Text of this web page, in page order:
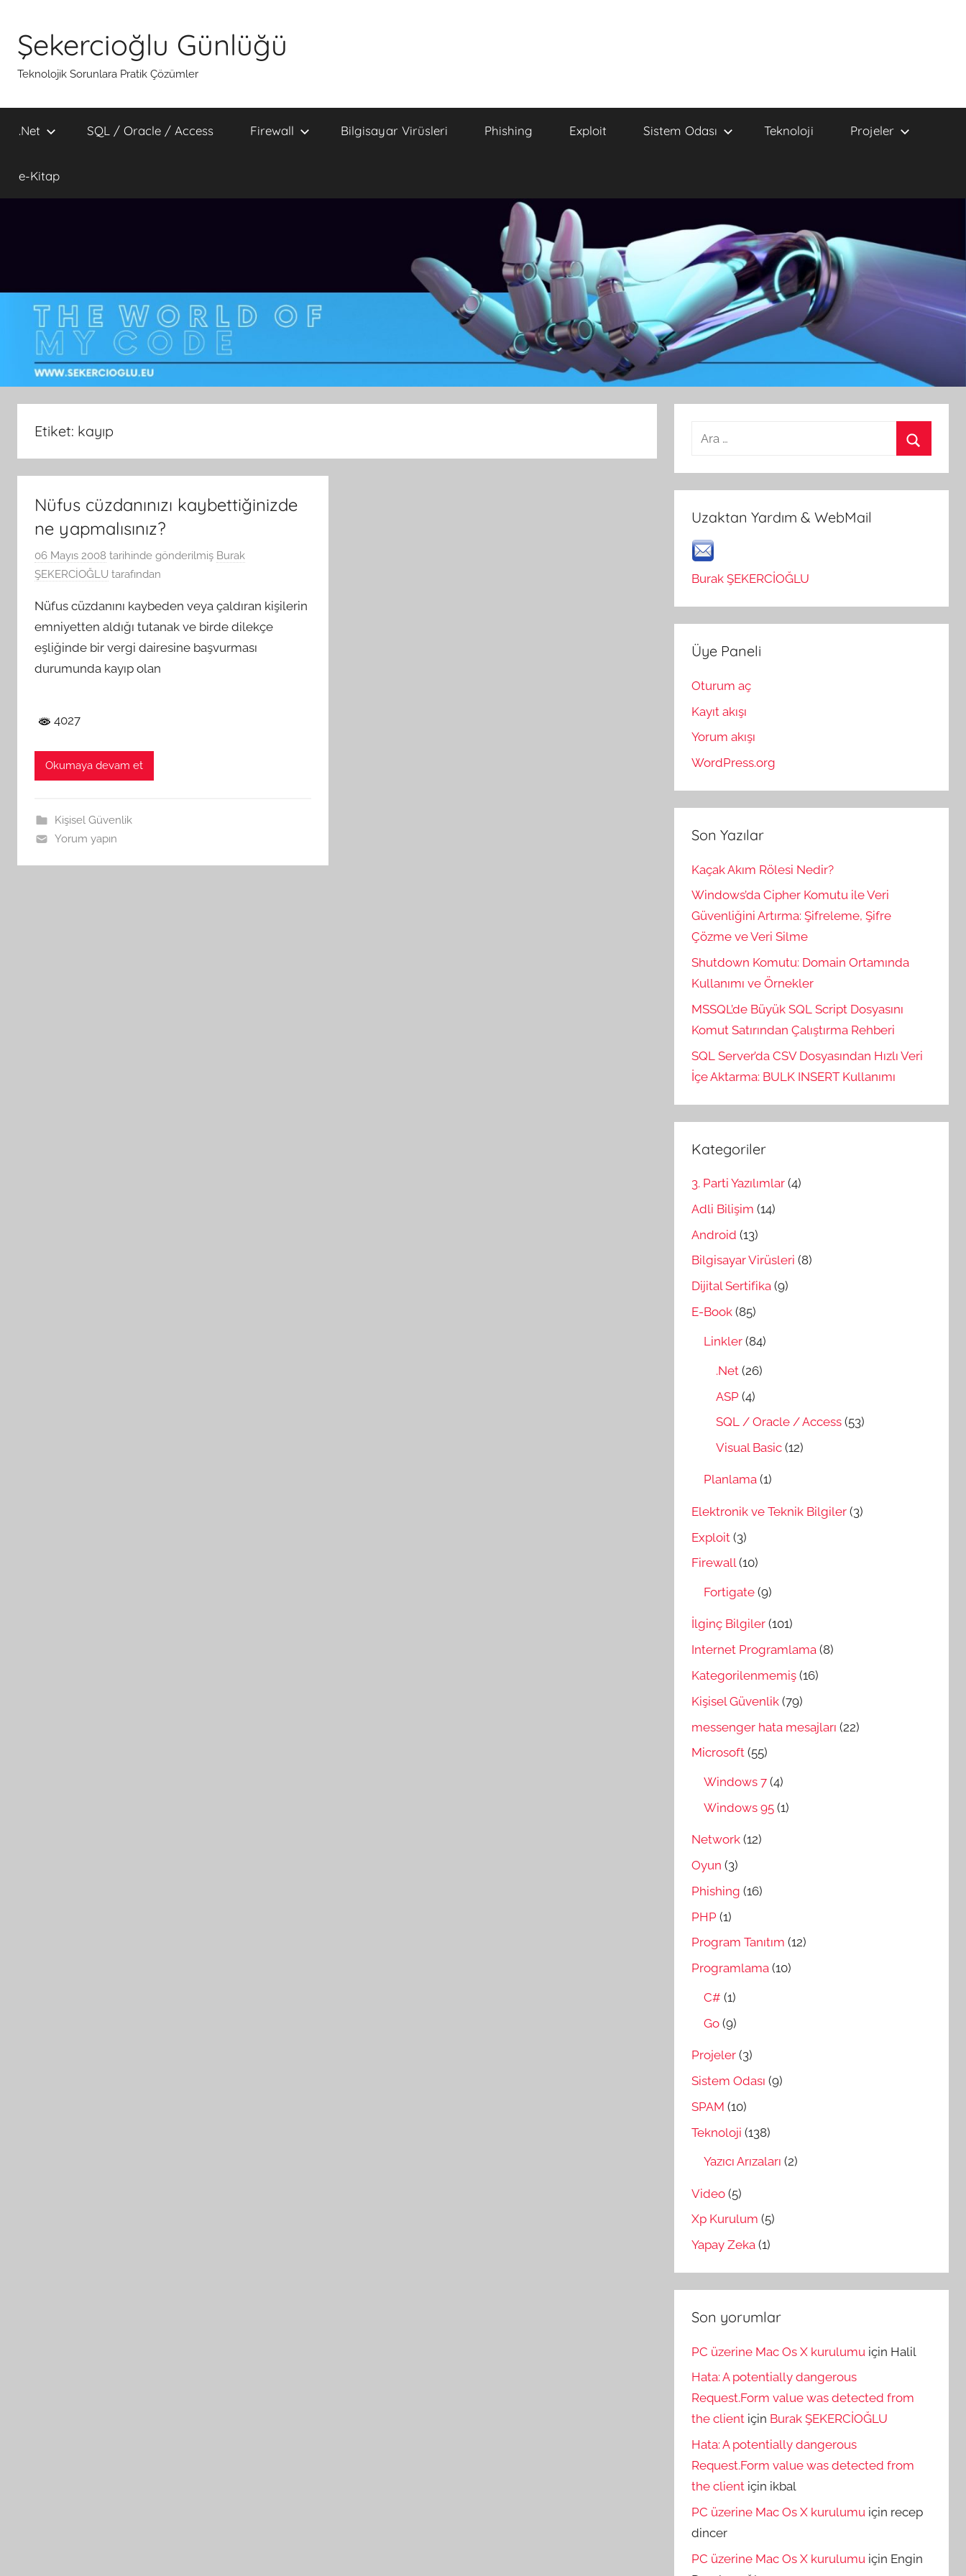
Şekercioğlu Günlüğü
Teknolojik Sorunlara Pratik Çözümler
.Net SQL / Oracle / Access Firewall Bilgisayar Virüsleri Phishing Exploit Sistem Odası Teknoloji Projeler
e-Kitap
Etiket: kayıp
Nüfus cüzdanınızı kaybettiğinizde
ne yapmalısınız?
06 Mayıs 2008 tarihinde gönderilmiş Burak
ŞEKERCİOĞLU tarafından
Nüfus cüzdanını kaybeden veya çaldıran kişilerin
emniyetten aldığı tutanak ve birde dilekçe
eşliğinde bir vergi dairesine başvurması
durumunda kayıp olan
4027
Okumaya devam et
Kişisel Güvenlik
Yorum yapın
Arama:
Uzaktan Yardım & WebMail
Burak ŞEKERCİOĞLU
Üye Paneli
Oturum aç
Kayıt akışı
Yorum akışı
WordPress.org
Son Yazılar
Kaçak Akım Rölesi Nedir?
Windows’da Cipher Komutu ile Veri
Güvenliğini Artırma: Şifreleme, Şifre
Çözme ve Veri Silme
Shutdown Komutu: Domain Ortamında
Kullanımı ve Örnekler
MSSQL’de Büyük SQL Script Dosyasını
Komut Satırından Çalıştırma Rehberi
SQL Server’da CSV Dosyasından Hızlı Veri
İçe Aktarma: BULK INSERT Kullanımı
Kategoriler
3. Parti Yazılımlar (4)
Adli Bilişim (14)
Android (13)
Bilgisayar Virüsleri (8)
Dijital Sertifika (9)
E-Book (85)
Linkler (84)
.Net (26)
ASP (4)
SQL / Oracle / Access (53)
Visual Basic (12)
Planlama (1)
Elektronik ve Teknik Bilgiler (3)
Exploit (3)
Firewall(10)
Fortigate (9)
İlginç Bilgiler (101)
Internet Programlama (8)
Kategorilenmemiş (16)
Kişisel Güvenlik (79)
messenger hata mesajları (22)
Microsoft (55)
Windows 7 (4)
Windows 95 (1)
Network (12)
Oyun (3)
Phishing (16)
PHP (1)
Program Tanıtım (12)
Programlama (10)
C# (1)
Go (9)
Projeler (3)
Sistem Odası (9)
SPAM (10)
Teknoloji (138)
Yazıcı Arızaları (2)
Video (5)
Xp Kurulum (5)
Yapay Zeka (1)
Son yorumlar
PC üzerine Mac Os X kurulumu için Halil
Hata: A potentially dangerous
Request.Form value was detected from
the client için Burak ŞEKERCİOĞLU
Hata: A potentially dangerous
Request.Form value was detected from
the client için ikbal
PC üzerine Mac Os X kurulumu için recep
dincer
PC üzerine Mac Os X kurulumu için Engin